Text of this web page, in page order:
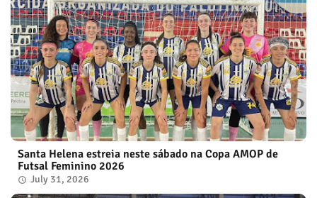
Santa Helena estreia neste sábado na Copa AMOP de
Futsal Feminino 2026
July 31, 2026